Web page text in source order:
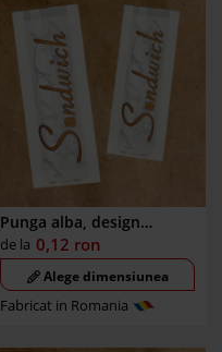
Punga alba, design
SANDWICH
de la 0,12 ron
Alege dimensiunea
Fabricat in Romania